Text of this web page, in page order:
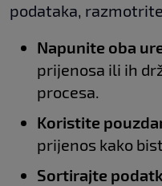
podataka,
Napunite oba
prijenosa ili ih
procesa.
Koristite
prijenos kako
Sortirajte